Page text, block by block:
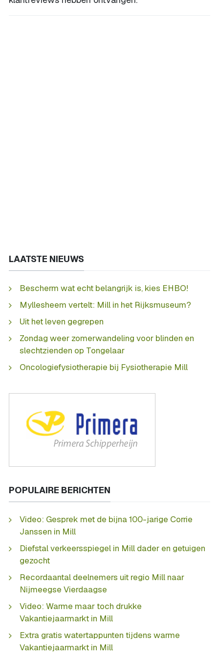
LAATSTE NIEUWS
Bescherm wat echt belangrijk is, kies EHBO!
Myllesheem vertelt: Mill in het Rijksmuseum?
Uit het leven gegrepen
Zondag weer zomerwandeling voor blinden en
slechtzienden op Tongelaar
Oncologiefysiotherapie bij Fysiotherapie Mill
POPULAIRE BERICHTEN
Video: Gesprek met de bijna 100-jarige Corrie
Janssen in Mill
Diefstal verkeersspiegel in Mill dader en getuigen
gezocht
Recordaantal deelnemers uit regio Mill naar
Nijmeegse Vierdaagse
Video: Warme maar toch drukke
Vakantiejaarmarkt in Mill
Extra gratis watertappunten tijdens warme
Vakantiejaarmarkt in Mill